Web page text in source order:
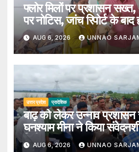
फ्लोर मिलों पर प्रशासन
पर नोटिस, जांच रिपोर्ट के बाद
AUG 6, 2026 UNNAO
उत्तर प्रदेश प्रादेशिक
बाढ़ को लेकर उन्नाव प्रशासन
घनश्याम मीना ने किया
निरीक्षण
AUG 6, 2026 UNNAO